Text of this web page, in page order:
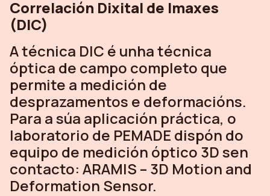
Correlación Dixital de Imaxes
(DIC)
A técnica DIC é unha técnica
óptica de campo completo que
permite a medición de
desprazamentos e deformacións.
Para a súa aplicación práctica, o
laboratorio de PEMADE dispón do
equipo de medición óptico 3D sen
contacto: ARAMIS – 3D Motion and
Deformation Sensor.